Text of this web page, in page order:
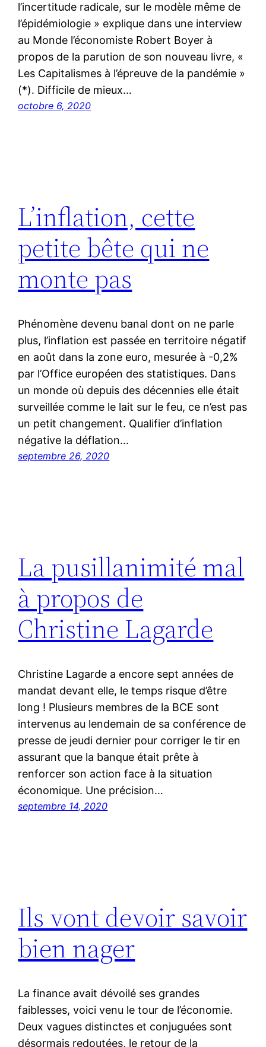
l’incertitude radicale, sur le modèle même de
l’épidémiologie » explique dans une interview
au Monde l’économiste Robert Boyer à
propos de la parution de son nouveau livre, «
Les Capitalismes à l’épreuve de la pandémie »
(*). Difficile de mieux…
octobre 6, 2020
L’inflation, cette
petite bête qui ne
monte pas
Phénomène devenu banal dont on ne parle
plus, l’inflation est passée en territoire négatif
en août dans la zone euro, mesurée à -0,2%
par l’Office européen des statistiques. Dans
un monde où depuis des décennies elle était
surveillée comme le lait sur le feu, ce n’est pas
un petit changement. Qualifier d’inflation
négative la déflation…
septembre 26, 2020
La pusillanimité mal
à propos de
Christine Lagarde
Christine Lagarde a encore sept années de
mandat devant elle, le temps risque d’être
long ! Plusieurs membres de la BCE sont
intervenus au lendemain de sa conférence de
presse de jeudi dernier pour corriger le tir en
assurant que la banque était prête à
renforcer son action face à la situation
économique. Une précision…
septembre 14, 2020
Ils vont devoir savoir
bien nager
La finance avait dévoilé ses grandes
faiblesses, voici venu le tour de l’économie.
Deux vagues distinctes et conjuguées sont
désormais redoutées, le retour de la